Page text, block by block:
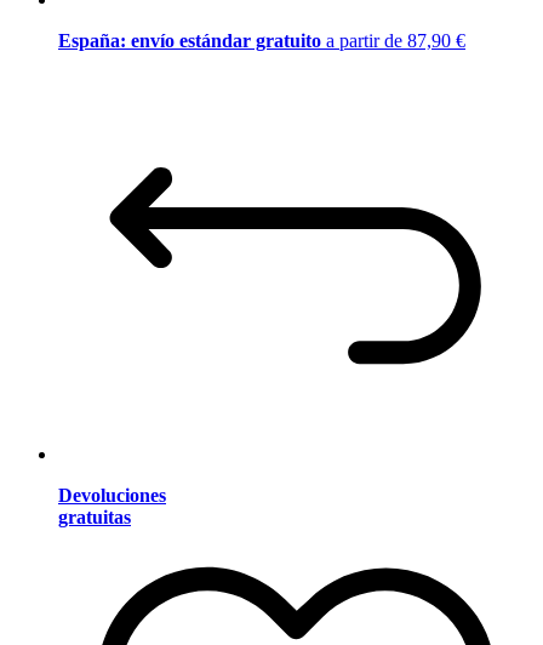
España: envío estándar gratuito a partir de 87,90 €
Devoluciones
gratuitas